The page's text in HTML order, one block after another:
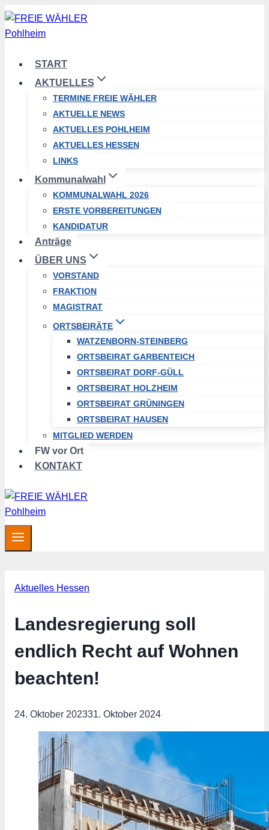
Zum
START
AKTUELLES
TERMINE FREIE WÄHLER
AKTUELLE NEWS
AKTUELLES POHLHEIM
AKTUELLES HESSEN
LINKS
Kommunalwahl
KOMMUNALWAHL 2026
ERSTE VORBEREITUNGEN
KANDIDATUR
Anträge
ÜBER UNS
VORSTAND
FRAKTION
MAGISTRAT
ORTSBEIRÄTE
WATZENBORN-STEINBERG
ORTSBEIRAT GARBENTEICH
ORTSBEIRAT DORF-GÜLL
ORTSBEIRAT HOLZHEIM
ORTSBEIRAT GRÜNINGEN
ORTSBEIRAT HAUSEN
MITGLIED WERDEN
FW vor Ort
KONTAKT
Aktuelles Hessen
Landesregierung soll
endlich Recht auf Wohnen
beachten!
24. Oktober 202331. Oktober 2024